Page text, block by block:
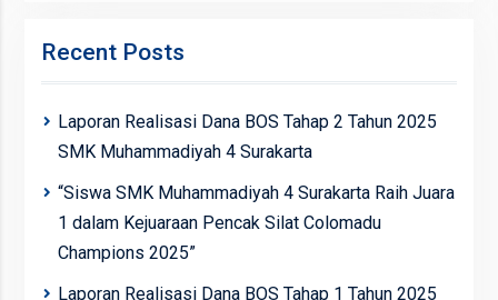
Recent Posts
Laporan Realisasi Dana BOS Tahap 2 Tahun 2025
SMK Muhammadiyah 4 Surakarta
“Siswa SMK Muhammadiyah 4 Surakarta Raih Juara
1 dalam Kejuaraan Pencak Silat Colomadu
Champions 2025”
Laporan Realisasi Dana BOS Tahap 1 Tahun 2025